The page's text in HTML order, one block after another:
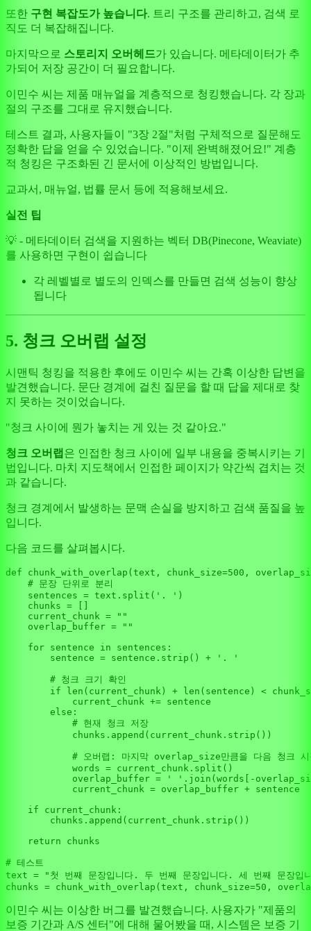
또한 구현 복잡도가 높습니다. 트리 구조를 관리하고, 검색 로
직도 더 복잡해집니다.
마지막으로 스토리지 오버헤드가 있습니다. 메타데이터가 추
가되어 저장 공간이 더 필요합니다.
이민수 씨는 제품 매뉴얼을 계층적으로 청킹했습니다. 각 장과
절의 구조를 그대로 유지했습니다.
테스트 결과, 사용자들이 "3장 2절"처럼 구체적으로 질문해도
정확한 답을 얻을 수 있었습니다. "이제 완벽해졌어요!" 계층
적 청킹은 구조화된 긴 문서에 이상적인 방법입니다.
교과서, 매뉴얼, 법률 문서 등에 적용해보세요.
실전 팁
💡 - 메타데이터 검색을 지원하는 벡터 DB(Pinecone, Weaviate)
를 사용하면 구현이 쉽습니다
각 레벨별로 별도의 인덱스를 만들면 검색 성능이 향상
됩니다
5. 청크 오버랩 설정
시맨틱 청킹을 적용한 후에도 이민수 씨는 간혹 이상한 답변을
발견했습니다. 문단 경계에 걸친 질문을 할 때 답을 제대로 찾
지 못하는 것이었습니다.
"청크 사이에 뭔가 놓치는 게 있는 것 같아요."
청크 오버랩 은 인접한 청크 사이에 일부 내용을 중복시키는 기
법입니다. 마치 지도책에서 인접한 페이지가 약간씩 겹치는 것
과 같습니다.
청크 경계에서 발생하는 문맥 손실을 방지하고 검색 품질을 높
입니다.
다음 코드를 살펴봅시다.
def chunk_with_overlap ( text, chunk_size=500 ,
# 문장 단위로 분리
    sentences = text.split(
'. ' )
    chunks = []
    current_chunk =
""
    overlap_buffer =
""
for sentence in sentences:
        sentence = sentence.strip() +
'. '
# 청크 크기 확인
if
len (current_chunk) + len (sentence) <
            current_chunk += sentence
else :
# 현재 청크 저장
            chunks.append(current_chunk.strip())
# 오버랩: 마지막 overlap_size만큼을 다음 청크 시
            words = current_chunk.split()
            overlap_buffer =
' ' .join(words[-
            current_chunk = overlap_buffer + sentence
if current_chunk:
        chunks.append(current_chunk.strip())
return chunks
# 테스트
text =
"첫 번째 문장입니다. 두 번째 문장입니다. 세 번째 문장입
chunks = chunk_with_overlap(text, chunk_size=50 ,
이민수 씨는 이상한 버그를 발견했습니다. 사용자가 "제품의
보증 기간과 A/S 센터"에 대해 물어봤을 때, 시스템은 보증 기